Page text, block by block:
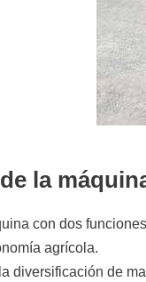
la
con dos
agrícola.
diversificación de